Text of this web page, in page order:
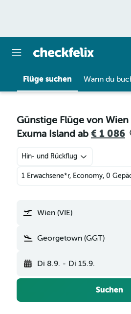
Flüge suchen Wann du
Günstige Flüge von
Exuma Island ab € 1 086
Hin- und Rückflug
1 Erwachsene*r, Economy, 0
Wien (VIE)
Georgetown (GGT)
Di 8.9. - Di 15.9.
Suchen